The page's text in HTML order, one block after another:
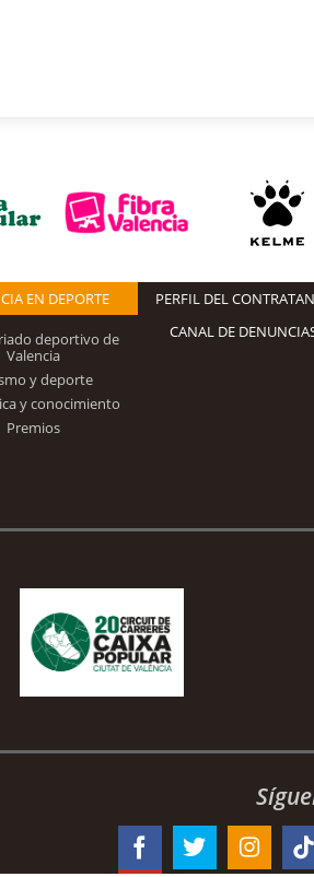
EN DEPORTE
deportivo de
Valencia
y deporte
y conocimiento
Premios
PERFIL DEL
CANAL DE